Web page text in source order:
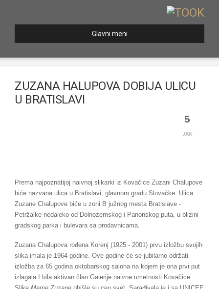
Glavni meni
ZUZANA HALUPOVA DOBIJA ULICU
U BRATISLAVI
5
JAN
Prema najpoznatijoj naivnoj slikarki iz Kovačice Zuzani Chalupove
biće nazvana ulica u Bratislavi, glavnom gradu Slovačke. Ulica
Zuzane Chalupove biće u zoni B južnog mesta Bratislave -
Petržalke nedaleko od Dolnozemskog i Panonskog puta, u blizini
gradskog parka i bulevara sa prodavnicama.
Zuzana Chalupova rođena Korenj (1925 - 2001) prvu izložbu svojih
slika imala je 1964 godine. Ove godine će se jubilarno održati
izložba za 65 godina oktobarskog salona na kojem je ona prvi put
izlagala I bila aktivan član Galerije naivne umetnosti Kovačice.